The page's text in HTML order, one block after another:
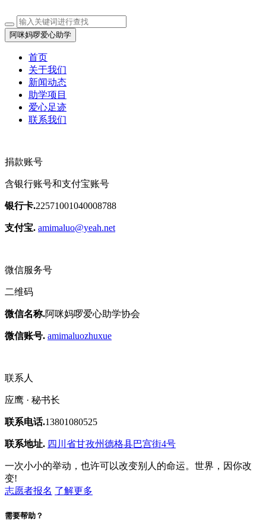
阿咪妈啰爱心助学
首页
关于我们
新闻动态
助学项目
爱心足迹
联系我们
捐款账号
含银行账号和支付宝账号
银行卡.22571001040008788
支付宝. amimaluo@yeah.net
微信服务号
二维码
微信名称.阿咪妈啰爱心助学协会
微信账号. amimaluozhuxue
联系人
应鹰 · 秘书长
联系电话.13801080525
联系地址. 四川省甘孜州德格县巴宫街4号
一次小小的举动，也许可以改变别人的命运。世界，因你改
变!
志愿者报名 了解更多
需要帮助？